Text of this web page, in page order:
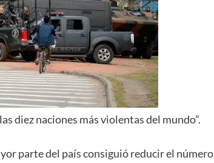
diez naciones más violentas del mundo”.
parte del país consiguió reducir el número